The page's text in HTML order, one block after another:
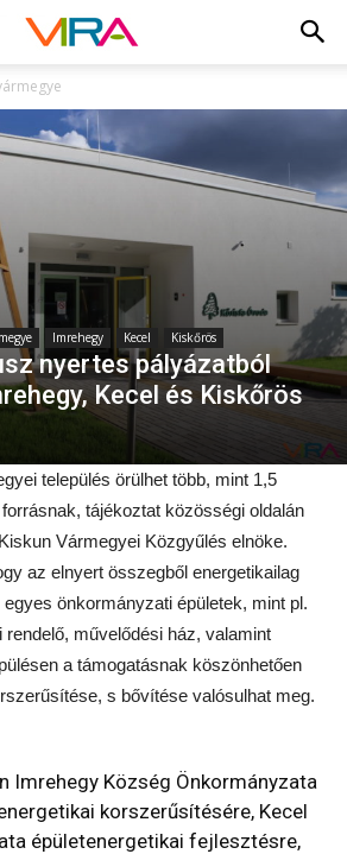
Imrehegy Kecel Kiskőrös
nyertes pályázatból
Kecel és Kiskőrös
település örülhet több, mint 1,5
tájékoztat közösségi oldalán
Vármegyei Közgyűlés elnöke.
az elnyert összegből energetikailag
önkormányzati épületek, mint pl.
művelődési ház, valamint
a támogatásnak köszönhetően
s bővítése valósulhat meg.
Imrehegy Község Önkormányzata
korszerűsítésére, Kecel
épületenergetikai fejlesztésre,